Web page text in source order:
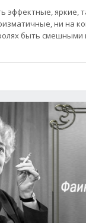
эффектные, яркие,
ни на
быть